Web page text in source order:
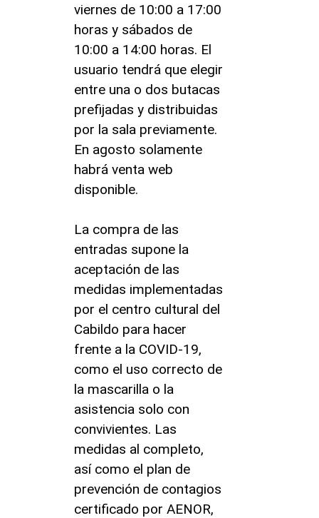
viernes de 10:00 a 17:00
horas y sábados de
10:00 a 14:00 horas. El
usuario tendrá que elegir
entre una o dos butacas
prefijadas y distribuidas
por la sala previamente.
En agosto solamente
habrá venta web
disponible.
La compra de las
entradas supone la
aceptación de las
medidas implementadas
por el centro cultural del
Cabildo para hacer
frente a la COVID-19,
como el uso correcto de
la mascarilla o la
asistencia solo con
convivientes. Las
medidas al completo,
así como el plan de
prevención de contagios
certificado por AENOR,